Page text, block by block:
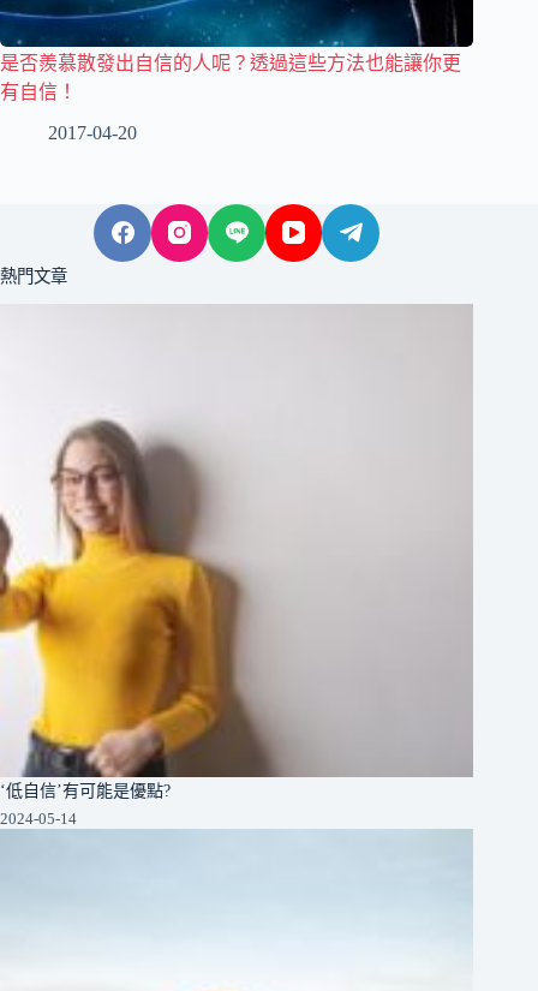
是否羨慕散發出自信的人呢？透過這些方法也能讓你更
有自信！
2017-04-20
熱門文章
‘低自信’有可能是優點?
2024-05-14